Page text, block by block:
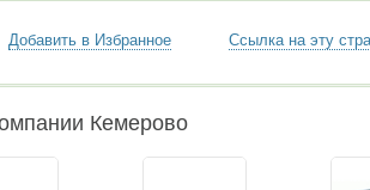
Добавить в Избранное Ссылка на эту
Кемерово